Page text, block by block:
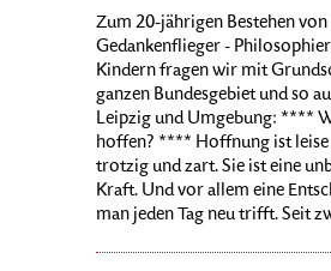
Zum 20-jährigen Bestehen von
Gedankenflieger -
Kindern fragen wir mit
ganzen Bundesgebiet und so
Leipzig und Umgebung: ****
hoffen? **** Hoffnung ist leise
trotzig und zart. Sie ist eine
Kraft. Und vor allem eine
man jeden Tag neu trifft. Seit